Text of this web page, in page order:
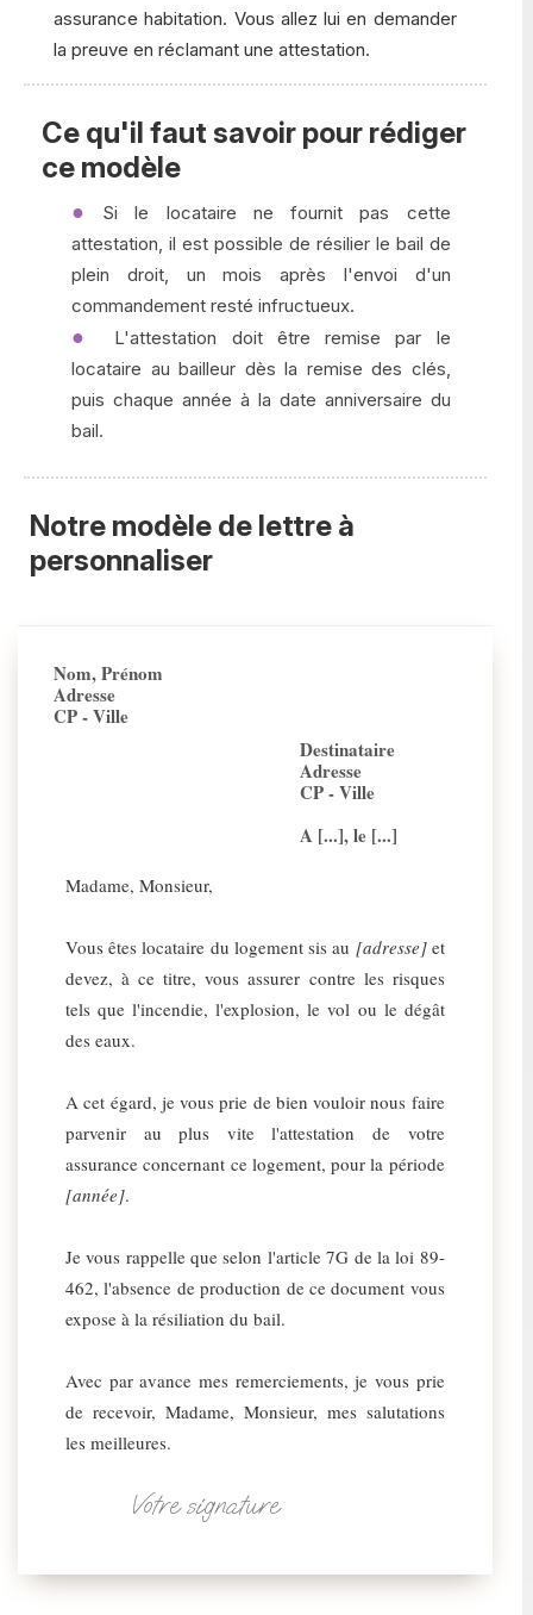
assurance habitation. Vous allez lui en demander
la preuve en réclamant une attestation.
Ce qu'il faut savoir pour rédiger
ce modèle
Si le locataire ne fournit pas cette
attestation, il est possible de résilier le bail de
plein droit, un mois après l'envoi d'un
commandement resté infructueux.
L'attestation doit être remise par le
locataire au bailleur dès la remise des clés,
puis chaque année à la date anniversaire du
bail.
Notre modèle de lettre à
personnaliser
Nom, Prénom
Adresse
CP - Ville
Destinataire
Adresse
CP - Ville
A [...], le [...]
Madame, Monsieur,
Vous êtes locataire du logement sis au [adresse]et
devez, à ce titre, vous assurer contre les risques
tels que l'incendie, l'explosion, le vol ou le dégât
des eaux.
A cet égard, je vous prie de bien vouloir nous faire
parvenir au plus vite l'attestation de votre
assurance concernant ce logement, pour la période
[année].
Je vous rappelle que selon l'article 7G de la loi 89-
462, l'absence de production de ce document vous
expose à la résiliation du bail.
Avec par avance mes remerciements, je vous prie
de recevoir, Madame, Monsieur, mes salutations
les meilleures.
Votre signature